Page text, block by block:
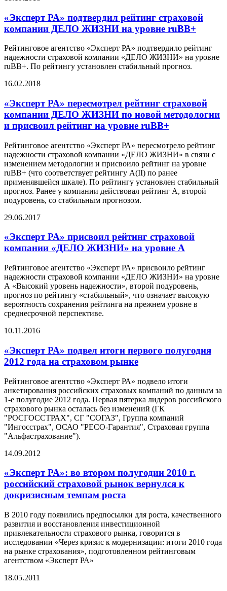
«Эксперт РА» подтвердил рейтинг страховой
компании ДЕЛО ЖИЗНИ на уровне ruBB+
Рейтинговое агентство «Эксперт РА» подтвердило рейтинг
надежности страховой компании «ДЕЛО ЖИЗНИ» на уровне
ruBB+. По рейтингу установлен стабильный прогноз.
16.02.2018
«Эксперт РА» пересмотрел рейтинг страховой
компании ДЕЛО ЖИЗНИ по новой методологии
и присвоил рейтинг на уровне ruBB+
Рейтинговое агентство «Эксперт РА» пересмотрело рейтинг
надежности страховой компании «ДЕЛО ЖИЗНИ» в связи с
изменением методологии и присвоило рейтинг на уровне
ruBB+ (что соответствует рейтингу A(II) по ранее
применявшейся шкале). По рейтингу установлен стабильный
прогноз. Ранее у компании действовал рейтинг А, второй
подуровень, со стабильным прогнозом.
29.06.2017
«Эксперт РА» присвоил рейтинг страховой
компании «ДЕЛО ЖИЗНИ» на уровне А
Рейтинговое агентство «Эксперт РА» присвоило рейтинг
надежности страховой компании «ДЕЛО ЖИЗНИ» на уровне
А «Высокий уровень надежности», второй подуровень,
прогноз по рейтингу «стабильный», что означает высокую
вероятность сохранения рейтинга на прежнем уровне в
среднесрочной перспективе.
10.11.2016
«Эксперт РА» подвел итоги первого полугодия
2012 года на страховом рынке
Рейтинговое агентство «Эксперт РА» подвело итоги
анкетирования российских страховых компаний по данным за
1-е полугодие 2012 года. Первая пятерка лидеров российского
страхового рынка осталась без изменений (ГК
"РОСГОССТРАХ", СГ "СОГАЗ", Группа компаний
"Ингосстрах", ОСАО "РЕСО-Гарантия", Страховая группа
"Альфастрахование").
14.09.2012
«Эксперт РА»: во втором полугодии 2010 г.
российский страховой рынок вернулся к
докризисным темпам роста
В 2010 году появились предпосылки для роста, качественного
развития и восстановления инвестиционной
привлекательности страхового рынка, говорится в
исследовании «Через кризис к модернизации: итоги 2010 года
на рынке страхования», подготовленном рейтинговым
агентством «Эксперт РА»
18.05.2011